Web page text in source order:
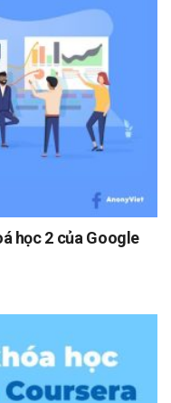
học 2 của Google